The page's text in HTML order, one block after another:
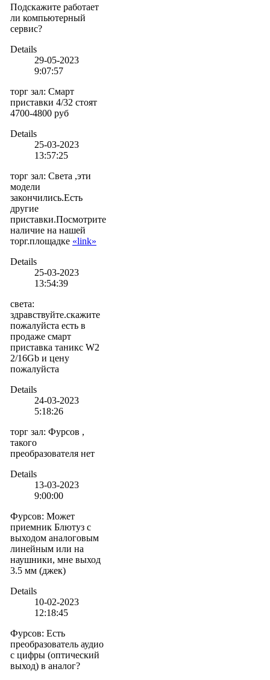
Подскажите работает
ли компьютерный
сервис?
Details
29-05-2023
9:07:57
торг зал: Смарт
приставки 4/32 стоят
4700-4800 руб
Details
25-03-2023
13:57:25
торг зал: Света ,эти
модели
закончились.Есть
другие
приставки.Посмотрите
наличие на нашей
торг.площадке «link»
Details
25-03-2023
13:54:39
света:
здравствуйте.скажите
пожалуйста есть в
продаже смарт
приставка таникс W2
2/16Gb и цену
пожалуйста
Details
24-03-2023
5:18:26
торг зал: Фурсов ,
такого
преобразователя нет
Details
13-03-2023
9:00:00
Фурсов: Может
приемник Блютуз с
выходом аналоговым
линейным или на
наушники, мне выход
3.5 мм (джек)
Details
10-02-2023
12:18:45
Фурсов: Есть
преобразователь аудио
с цифры (оптический
выход) в аналог?